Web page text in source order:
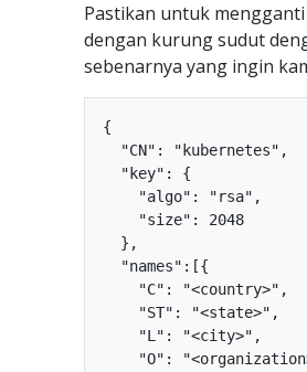
Pastikan untuk
dengan kurung sudut
sebenarnya yang ingin
{
  "CN": "kubernetes",
  "key": {
    "algo": "rsa",
    "size": 2048
  },
  "names":[{
    "C": "<country>",
    "ST": "<state>",
    "L": "<city>",
"O":